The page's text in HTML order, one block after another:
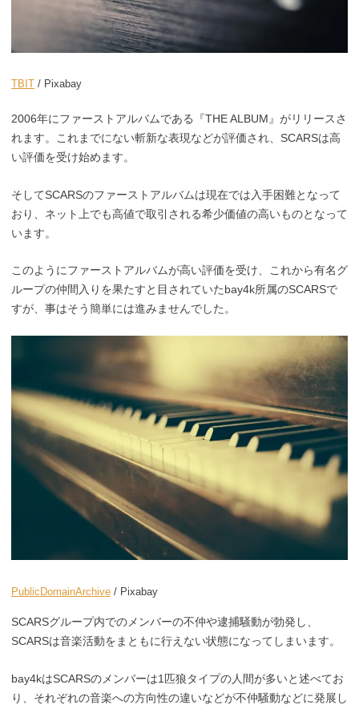
TBIT / Pixabay
2006年にファーストアルバムである『THE ALBUM』がリリースさ
れます。これまでにない斬新な表現などが評価され、SCARSは高
い評価を受け始めます。
そしてSCARSのファーストアルバムは現在では入手困難となって
おり、ネット上でも高値で取引される希少価値の高いものとなって
います。
このようにファーストアルバムが高い評価を受け、これから有名グ
ループの仲間入りを果たすと目されていたbay4k所属のSCARSで
すが、事はそう簡単には進みませんでした。
PublicDomainArchive / Pixabay
SCARSグループ内でのメンバーの不仲や逮捕騒動が勃発し、
SCARSは音楽活動をまともに行えない状態になってしまいます。
bay4kはSCARSのメンバーは1匹狼タイプの人間が多いと述べてお
り、それぞれの音楽への方向性の違いなどが不仲騒動などに発展し